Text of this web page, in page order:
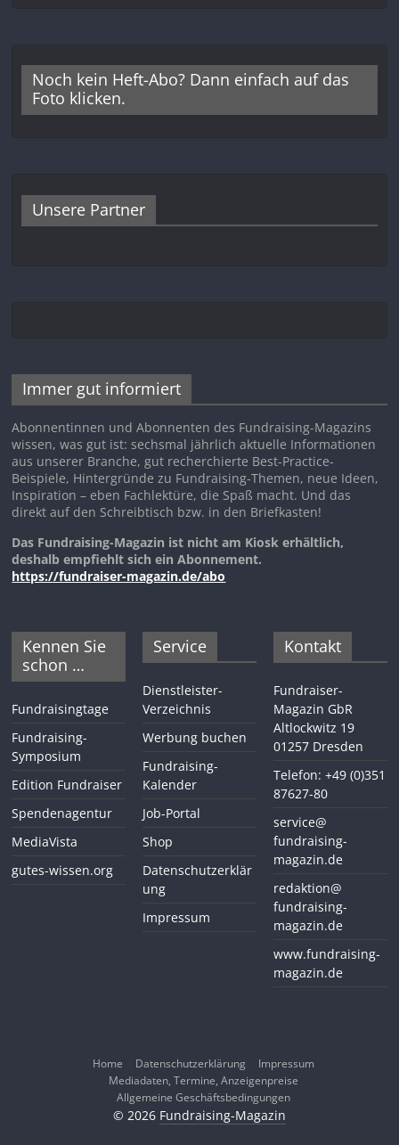
Noch kein Heft-Abo? Dann einfach auf das
Foto klicken.
Unsere Partner
Immer gut informiert
Abonnentinnen und Abonnenten des Fundraising-Magazins
wissen, was gut ist: sechsmal jährlich aktuelle Informationen
aus unserer Branche, gut recherchierte Best-Practice-
Beispiele, Hintergründe zu Fundraising-Themen, neue Ideen,
Inspiration – eben Fachlektüre, die Spaß macht. Und das
direkt auf den Schreibtisch bzw. in den Briefkasten!
Das Fundraising-Magazin ist nicht am Kiosk erhältlich,
deshalb empfiehlt sich ein Abonnement.
https://fundraiser-magazin.de/abo
Kennen Sie
schon …
Fundraisingtage
Fundraising-
Symposium
Edition Fundraiser
Spendenagentur
MediaVista
gutes-wissen.org
Service
Dienstleister-
Verzeichnis
Werbung buchen
Fundraising-
Kalender
Job-Portal
Shop
Datenschutzerklär
ung
Impressum
Kontakt
Fundraiser-
Magazin GbR
Altlockwitz 19
01257 Dresden
Telefon: +49 (0)351
87627-80
service@
fundraising-
magazin.de
redaktion@
fundraising-
magazin.de
www.fundraising-
magazin.de
Home Datenschutzerklärung
Impressum
Mediadaten, Termine, Anzeigenpreise
Allgemeine Geschäftsbedingungen
© 2026 Fundraising-Magazin